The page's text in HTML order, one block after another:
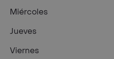
Miércoles
Jueves
Viernes